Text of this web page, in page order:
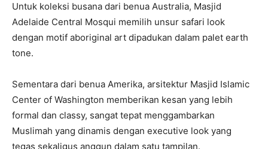
Untuk koleksi busana dari benua Australia, Masjid
Adelaide Central Mosqui memilih unsur safari look
dengan motif aboriginal art dipadukan dalam palet earth
tone.
Sementara dari benua Amerika, arsitektur Masjid Islamic
Center of Washington memberikan kesan yang lebih
formal dan classy, sangat tepat menggambarkan
Muslimah yang dinamis dengan executive look yang
tegas sekaligus anggun dalam satu tampilan.